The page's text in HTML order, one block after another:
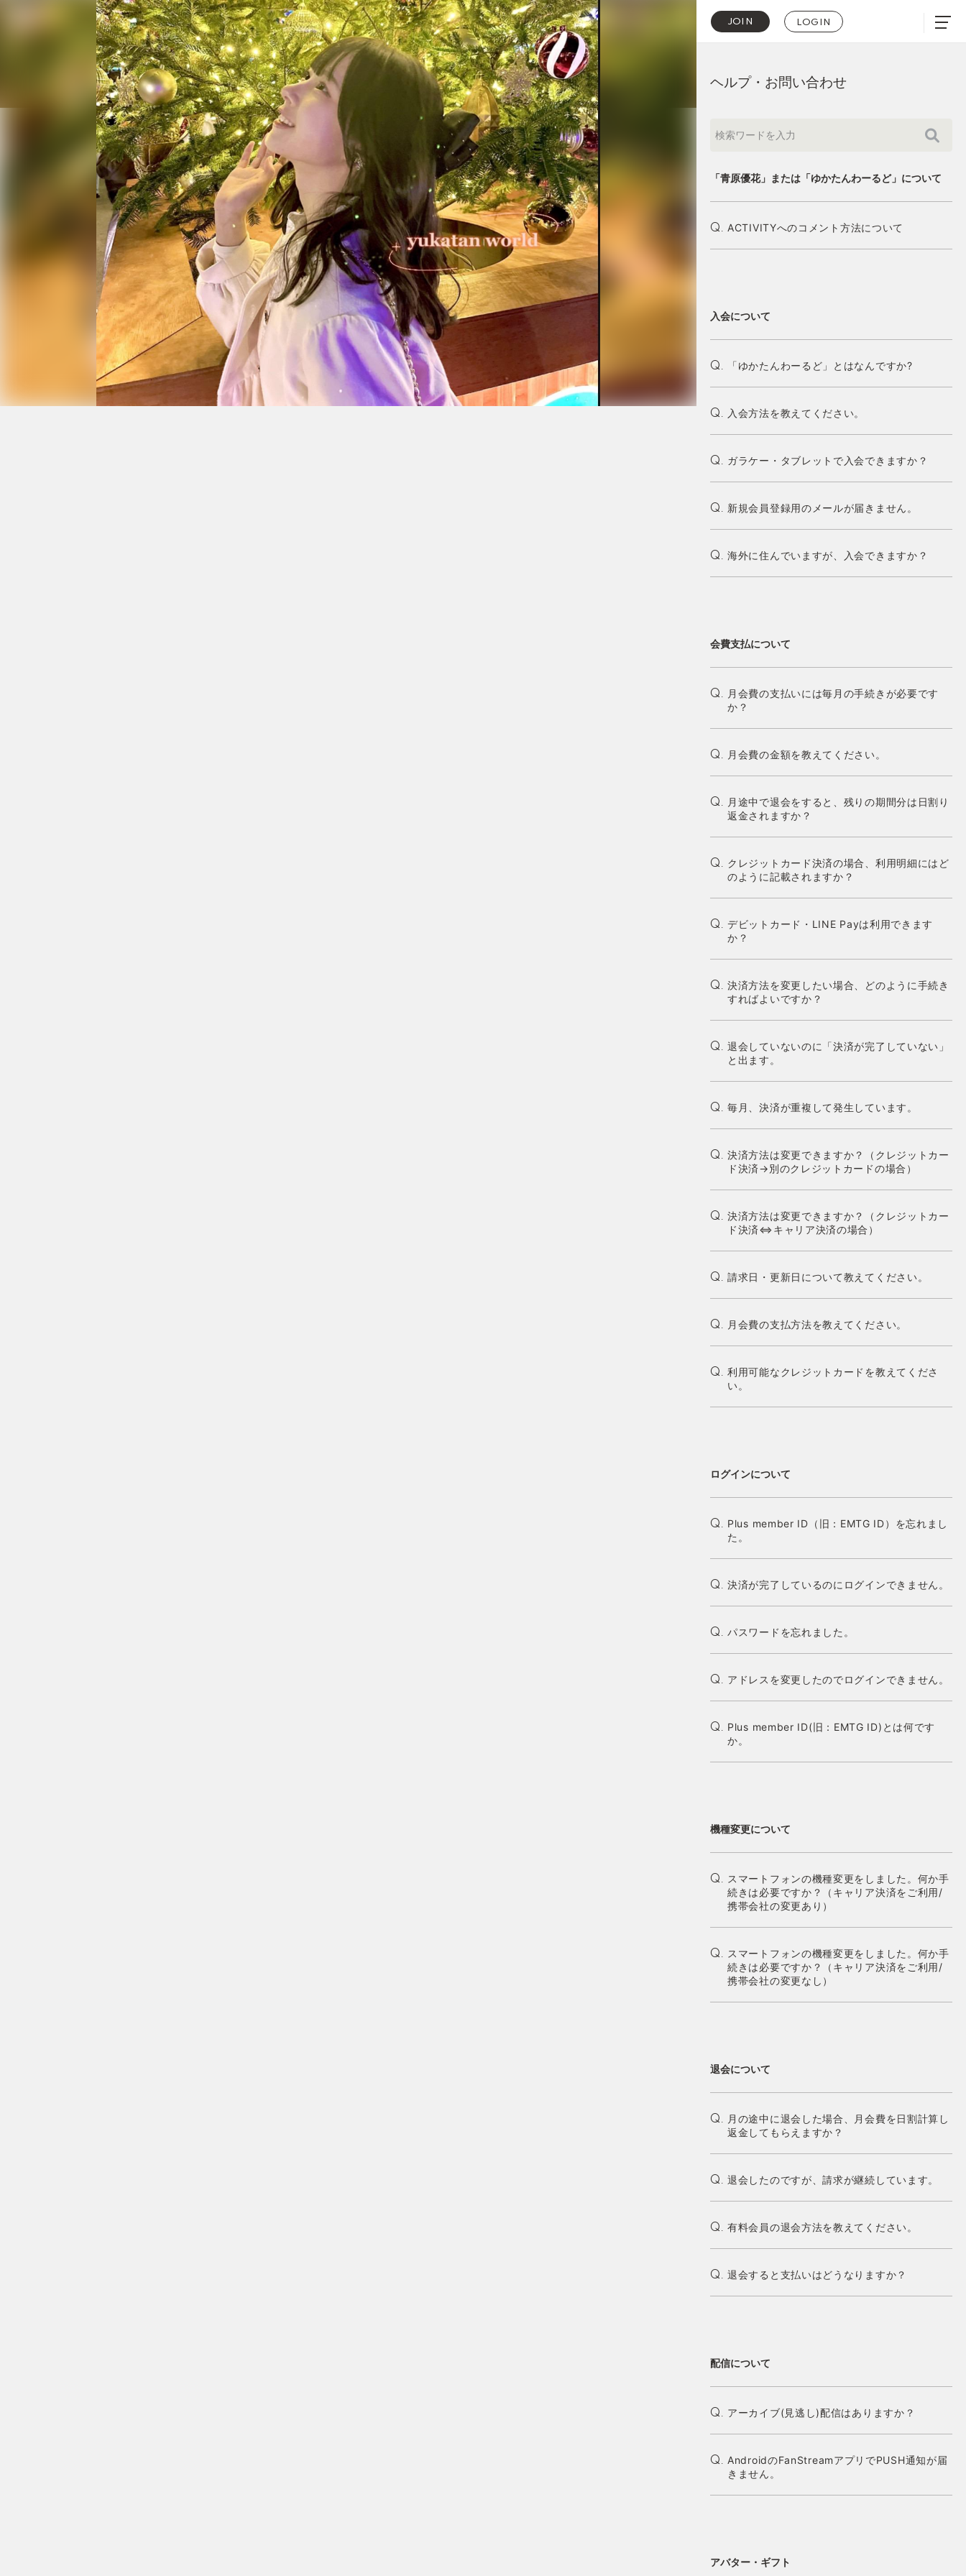
JOIN LOGIN
ヘルプ・お問い合わせ
「青原優花」または「ゆかたんわーるど」について
Q. ACTIVITYへのコメント方法について
入会について
Q. 「ゆかたんわーるど」とはなんですか?
Q. 入会方法を教えてください。
Q. ガラケー・タブレットで入会できますか？
Q. 新規会員登録用のメールが届きません。
Q. 海外に住んでいますが、入会できますか？
会費支払について
Q. 月会費の支払いには毎月の手続きが必要です
か？
Q. 月会費の金額を教えてください。
Q. 月途中で退会をすると、残りの期間分は日割り
返金されますか？
Q. クレジットカード決済の場合、利用明細にはど
のように記載されますか？
Q. デビットカード・LINE Payは利用できます
か？
Q. 決済方法を変更したい場合、どのように手続き
すればよいですか？
Q. 退会していないのに「決済が完了していない」
と出ます。
Q. 毎月、決済が重複して発生しています。
Q. 決済方法は変更できますか？（クレジットカー
ド決済→別のクレジットカードの場合）
Q. 決済方法は変更できますか？（クレジットカー
ド決済⇔キャリア決済の場合）
Q. 請求日・更新日について教えてください。
Q. 月会費の支払方法を教えてください。
Q. 利用可能なクレジットカードを教えてくださ
い。
ログインについて
Q. Plus member ID（旧：EMTG ID）を忘れまし
た。
Q. 決済が完了しているのにログインできません。
Q. パスワードを忘れました。
Q. アドレスを変更したのでログインできません。
Q. Plus member ID(旧：EMTG ID)とは何です
か。
機種変更について
Q. スマートフォンの機種変更をしました。何か手
続きは必要ですか？（キャリア決済をご利用/
携帯会社の変更あり）
Q. スマートフォンの機種変更をしました。何か手
続きは必要ですか？（キャリア決済をご利用/
携帯会社の変更なし）
退会について
Q. 月の途中に退会した場合、月会費を日割計算し
返金してもらえますか？
Q. 退会したのですが、請求が継続しています。
Q. 有料会員の退会方法を教えてください。
Q. 退会すると支払いはどうなりますか？
配信について
Q. アーカイブ(見逃し)配信はありますか？
Q. AndroidのFanStreamアプリでPUSH通知が届
きません。
アバター・ギフト